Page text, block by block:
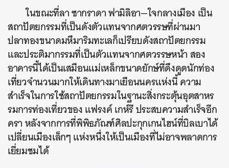
ในขณะที่ลาซากราดาฟามิลิอา—ใจกลางเมือง เป็น
สถาปัตยกรรมที่เป็นดังตัวแทนจากศตวรรษที่ผ่านมา
ปลาทองขนาดมหึมาริมทะเลก็เปรียบดังสถาปัตยกรรม
และประติมากรรมที่เป็นตัวแทนจากศตวรรษหน้าสอง
อาคารนี้ได้เป็นเสมือนแม่เหล็กขนาดยักษ์ที่ดึงดูดนักท่อง
เที่ยวจำนวนมากให้เดินทางมาเยือนนครแห่งนี้ความ
สำเร็จในการใช้สถาปัตยกรรมในฐานะสิ่งกระตุ้นอุตสาหร
รมการท่องเที่ยวของแฟรงค์เกห์รีประสบความสำเร็จอีก
คราหลังจากการที่พิพิธภัณฑ์ศิลปะกุกเกนไฮน์ที่บิลเบาได้
เปลี่ยนเมืองเล็กๆแห่งหนึ่งให้เป็นเมืองที่ไม่อาจพลาดการ
เยี่ยมชมได้